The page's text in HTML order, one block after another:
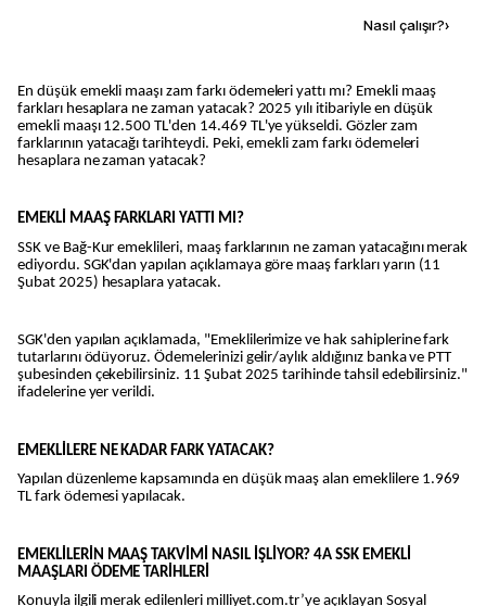
Nasıl çalışır?›
En düşük emekli maaşı zam farkı ödemeleri yattı mı? Emekli maaş
farkları hesaplara ne zaman yatacak? 2025 yılı itibariyle en düşük
emekli maaşı 12.500 TL'den 14.469 TL'ye yükseldi. Gözler zam
farklarının yatacağı tarihteydi. Peki, emekli zam farkı ödemeleri
hesaplara ne zaman yatacak?
EMEKLİ MAAŞ FARKLARI YATTI MI?
SSK ve Bağ-Kur emeklileri, maaş farklarının ne zaman yatacağını merak
ediyordu. SGK'dan yapılan açıklamaya göre maaş farkları yarın (11
Şubat 2025) hesaplara yatacak.
SGK'den yapılan açıklamada, "Emeklilerimize ve hak sahiplerine fark
tutarlarını ödüyoruz. Ödemelerinizi gelir/aylık aldığınız banka ve PTT
şubesinden çekebilirsiniz. 11 Şubat 2025 tarihinde tahsil edebilirsiniz."
ifadelerine yer verildi.
EMEKLİLERE NE KADAR FARK YATACAK?
Yapılan düzenleme kapsamında en düşük maaş alan emeklilere 1.969
TL fark ödemesi yapılacak.
EMEKLİLERİN MAAŞ TAKVİMİ NASIL İŞLİYOR? 4A SSK EMEKLİ
MAAŞLARI ÖDEME TARİHLERİ
Konuyla ilgili merak edilenleri milliyet.com.tr’ye açıklayan Sosyal